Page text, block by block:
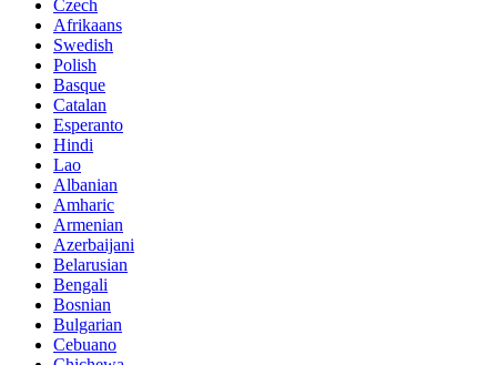
Czech
Afrikaans
Swedish
Polish
Basque
Catalan
Esperanto
Hindi
Lao
Albanian
Amharic
Armenian
Azerbaijani
Belarusian
Bengali
Bosnian
Bulgarian
Cebuano